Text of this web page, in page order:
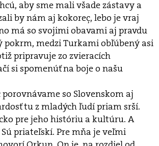
aby sme mali všade zástavy a
by nám aj kokoreç, lebo je vraj
má so svojimi obavami aj pravdu
pokrm, medzi Turkami obľúbený asi
pripravuje zo zvieracích
si spomenúť na boje o našu
so Slovenskom aj
tu z mladých ľudí priam srší.
pre jeho históriu a kultúru. A
priateľskí. Pre mňa je veľmi